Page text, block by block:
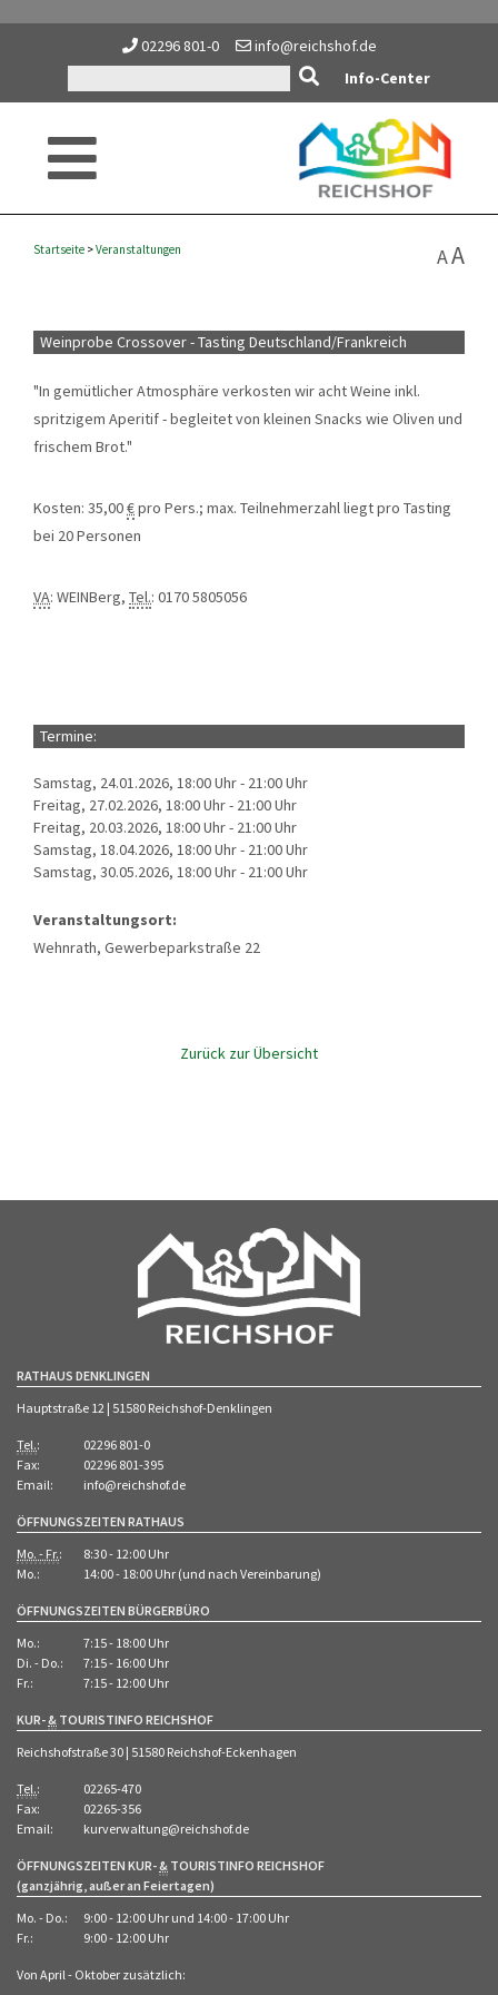
02296 801-0
info@reichshof.de
Info-Center
AA
Startseite >Veranstaltungen
Weinprobe Crossover - Tasting Deutschland/Frankreich
"In gemütlicher Atmosphäre verkosten wir acht Weine inkl.
spritzigem Aperitif - begleitet von kleinen Snacks wie Oliven und
frischem Brot."
Kosten: 35,00€pro Pers.; max. Teilnehmerzahl liegt pro Tasting
bei 20 Personen
VA: WEINBerg, Tel.: 0170 5805056
Termine:
Samstag, 24.01.2026, 18:00 Uhr - 21:00 Uhr
Freitag, 27.02.2026, 18:00 Uhr - 21:00 Uhr
Freitag, 20.03.2026, 18:00 Uhr - 21:00 Uhr
Samstag, 18.04.2026, 18:00 Uhr - 21:00 Uhr
Samstag, 30.05.2026, 18:00 Uhr - 21:00 Uhr
Veranstaltungsort:
Wehnrath, Gewerbeparkstraße 22
Zurück zur Übersicht
RATHAUS DENKLINGEN
Hauptstraße 12 | 51580 Reichshof-Denklingen
Tel.:
02296 801-0
Fax:
02296 801-395
Email:
info@reichshof.de
ÖFFNUNGSZEITEN RATHAUS
Mo. - Fr.:
8:30 - 12:00 Uhr
Mo.:
14:00 - 18:00 Uhr (und nach Vereinbarung)
ÖFFNUNGSZEITEN BÜRGERBÜRO
Mo.:
7:15 - 18:00 Uhr
Di. - Do.:
7:15 - 16:00 Uhr
Fr.:
7:15 - 12:00 Uhr
KUR-& TOURISTINFO REICHSHOF
Reichshofstraße 30 | 51580 Reichshof-Eckenhagen
Tel.:
02265-470
Fax:
02265-356
Email:
kurverwaltung@reichshof.de
ÖFFNUNGSZEITEN KUR-& TOURISTINFO REICHSHOF
(ganzjährig, außer an Feiertagen)
Mo. - Do.:
9:00 - 12:00 Uhr und 14:00 - 17:00 Uhr
Fr.:
9:00 - 12:00 Uhr
Von April - Oktober zusätzlich: